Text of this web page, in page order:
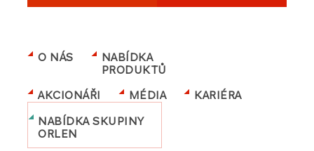
O NÁS
NABÍDKA
PRODUKTŮ
AKCIONÁŘI
MÉDIA
KARIÉRA
NABÍDKA SKUPINY
ORLEN